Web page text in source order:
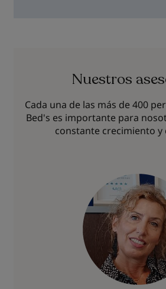
Nuestros
Cada una de las más de 400
Bed's es importante para
constante crecimiento y